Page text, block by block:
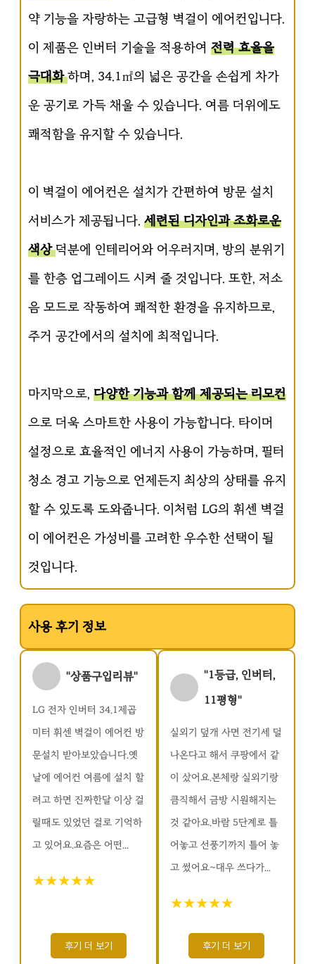
약 기능을 자랑하는 고급형 벽걸이 에어컨입니다.
이 제품은 인버터 기술을 적용하여 전력 효율을
극대화하며, 34.1㎡의 넓은 공간을 손쉽게 차가
운 공기로 가득 채울 수 있습니다. 여름 더위에도
쾌적함을 유지할 수 있습니다.
이 벽걸이 에어컨은 설치가 간편하여 방문 설치
서비스가 제공됩니다. 세련된 디자인과 조화로운
색상덕분에 인테리어와 어우러지며, 방의 분위기
를 한층 업그레이드 시켜 줄 것입니다. 또한, 저소
음 모드로 작동하여 쾌적한 환경을 유지하므로,
주거 공간에서의 설치에 최적입니다.
마지막으로, 다양한 기능과 함께 제공되는 리모컨
으로 더욱 스마트한 사용이 가능합니다. 타이머
설정으로 효율적인 에너지 사용이 가능하며, 필터
청소 경고 기능으로 언제든지 최상의 상태를 유지
할 수 있도록 도와줍니다. 이처럼 LG의 휘센 벽걸
이 에어컨은 가성비를 고려한 우수한 선택이 될
것입니다.
사용 후기 정보
"상품구입리뷰"
LG 전자 인버터 34.1제곱
미터 휘센 벽걸이 에어컨 방
문설치 받아보았습니다.옛
날에 에어컨 여름에 설치 할
려고 하면 진짜한달 이상 걸
릴때도 있었던 걸로 기억하
고 있어요.요즘은 어떤...
★★★★★
후기 더 보기
"1등급, 인버터,
11평형"
실외기 덮개 사면 전기세 덜
나온다고 해서 쿠팡에서 같
이 샀어요.본체랑 실외기랑
큼직해서 금방 시원해지는
것 같아요.바람 5단계로 틀
어놓고 선풍기까지 틀어 놓
고 썼어요~대우 쓰다가...
★★★★★
후기 더 보기